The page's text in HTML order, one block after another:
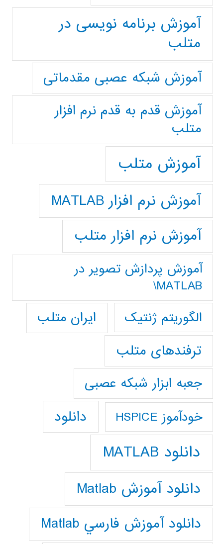
آموزش برنامه نویسی در
متلب
آموزش شبکه عصبی مقدماتی
آموزش قدم به قدم نرم افزار
متلب
آموزش متلب
آموزش نرم افزار MATLAB
آموزش نرم افزار متلب
آموزش پردازش تصوير در
MATLAB\
الگوریتم ژنتیک
ایران متلب
ترفندهای متلب
جعبه ابزار شبکه عصبی
خودآموز HSPICE دانلود
دانلود MATLAB
دانلود آموزش Matlab
دانلود آموزش فارسي Matlab